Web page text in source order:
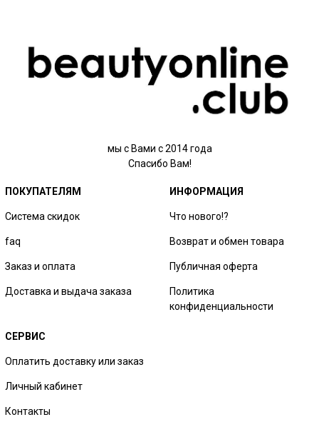
мы с Вами с 2014 года
Спасибо Вам!
ПОКУПАТЕЛЯМ
Система скидок
faq
Заказ и оплата
Доставка и выдача заказа
ИНФОРМАЦИЯ
Что нового!?
Возврат и обмен товара
Публичная оферта
Политика
конфиденциальности
СЕРВИС
Оплатить доставку или заказ
Личный кабинет
Контакты